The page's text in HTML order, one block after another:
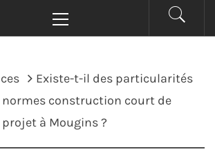
principal
Existe-t-il des particularités
construction court de
à Mougins ?